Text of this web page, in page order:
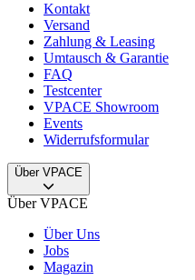
Kontakt
Versand
Zahlung & Leasing
Umtausch & Garantie
FAQ
Testcenter
VPACE Showroom
Events
Widerrufsformular
Über VPACE
Über VPACE
Über Uns
Jobs
Magazin